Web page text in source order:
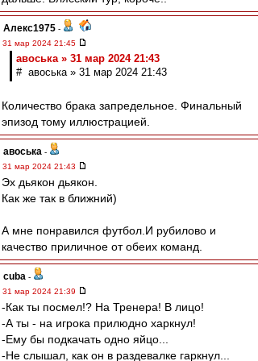
Алекс1975 -
31 мар 2024 21:45
авоська » 31 мар 2024 21:43
# авоська » 31 мар 2024 21:43
Количество брака запредельное. Финальный
эпизод тому иллюстрацией.
авоська -
31 мар 2024 21:43
Эх дьякон дьякон.
Как же так в ближний)
А мне понравился футбол.И рубилово и
качество приличное от обеих команд.
cuba -
31 мар 2024 21:39
-Как ты посмел!? На Тренера! В лицо!
-А ты - на игрока прилюдно харкнул!
-Ему бы подкачать одно яйцо...
-Не слышал, как он в раздевалке гаркнул...